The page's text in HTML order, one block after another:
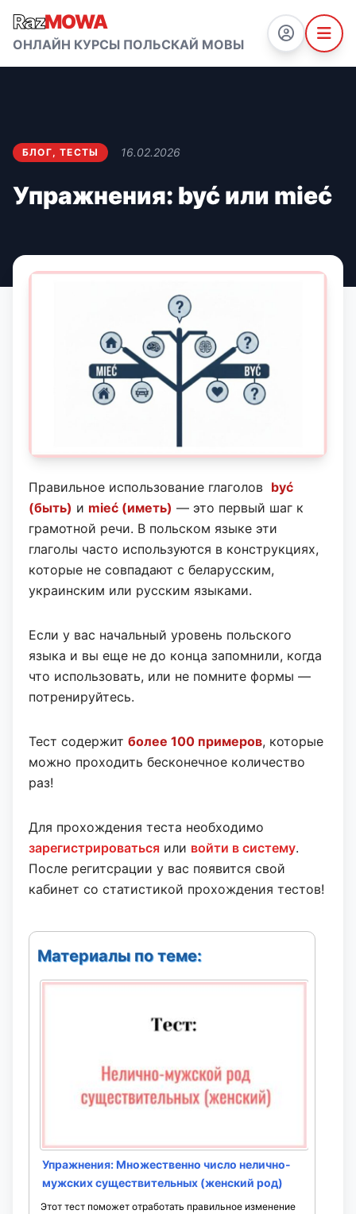
RazMOWA
ОНЛАЙН КУРСЫ ПОЛЬСКАЙ МОВЫ
БЛОГ,ТЕСТЫ 16.02.2026
Упражнения: być или mieć
Правильное использование глаголов być
(быть) и mieć (иметь) — это первый шаг к
грамотной речи. В польском языке эти
глаголы часто используются в конструкциях,
которые не совпадают с беларусским,
украинским или русским языками.
Если у вас начальный уровень польского
языка и вы еще не до конца запомнили, когда
что использовать, или не помните формы —
потренируйтесь.
Тест содержит более 100 примеров, которые
можно проходить бесконечное количество
раз!
Для прохождения теста необходимо
зарегистрироваться или войти в систему.
После регитсрации у вас появится свой
кабинет со статистикой прохождения тестов!
Материалы по теме:
Упражнения: Множественно число нелично-
мужских существительных (женский род)
Этот тест поможет отработать правильное изменение